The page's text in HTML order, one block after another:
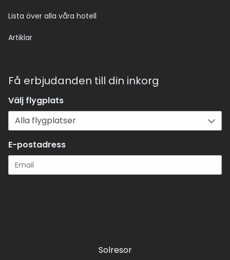
Lista över alla våra hotell
Artiklar
Få erbjudanden till din inkorg
Välj flygplats
E-postadress
Solresor